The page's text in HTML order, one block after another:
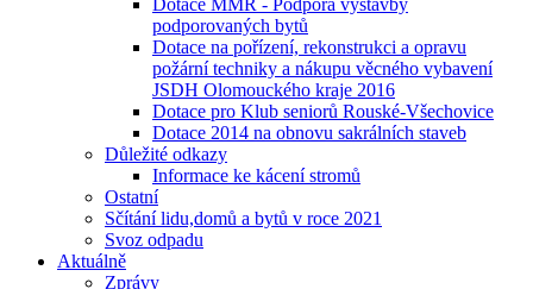
Dotace MMR - Podpora výstavby
podporovaných bytů
Dotace na pořízení, rekonstrukci a opravu
požární techniky a nákupu věcného vybavení
JSDH Olomouckého kraje 2016
Dotace pro Klub seniorů Rouské-Všechovice
Dotace 2014 na obnovu sakrálních staveb
Důležité odkazy
Informace ke kácení stromů
Ostatní
Sčítání lidu,domů a bytů v roce 2021
Svoz odpadu
Aktuálně
Zprávy